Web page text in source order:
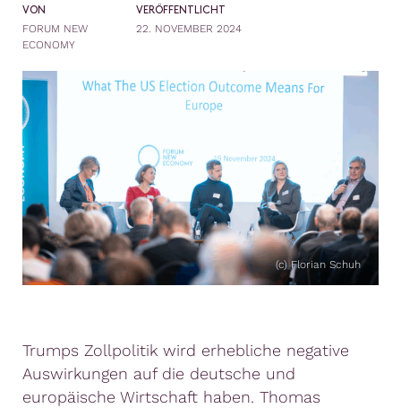
VON
FORUM NEW
ECONOMY
VERÖFFENTLICHT
22. NOVEMBER 2024
(c) Florian Schuh
Trumps Zollpolitik wird erhebliche negative
Auswirkungen auf die deutsche und
europäische Wirtschaft haben. Thomas